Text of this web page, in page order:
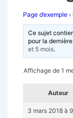
Page d’exemple ›
Ce sujet
pour la
et 5 mois.
Affichage de 1
Auteur
3 mars 2018 à